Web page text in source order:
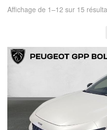
Affichage de 1–12 sur 15